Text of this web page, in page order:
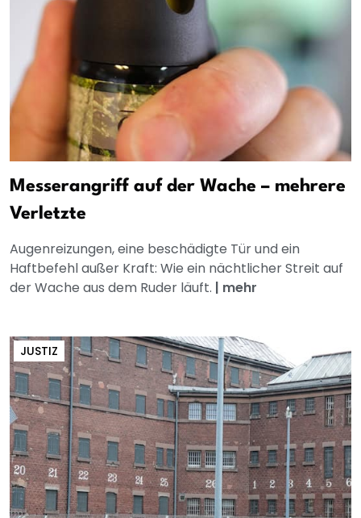
Messerangriff auf der Wache – mehrere
Verletzte
Augenreizungen, eine beschädigte Tür und ein
Haftbefehl außer Kraft: Wie ein nächtlicher Streit auf
der Wache aus dem Ruder läuft. | mehr
JUSTIZ